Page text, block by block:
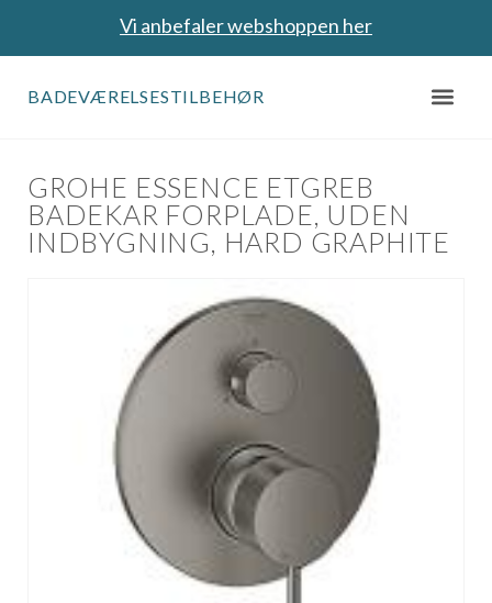
Vi anbefaler webshoppen her
BADEVÆRELSESTILBEHØR
GROHE ESSENCE ETGREB
BADEKAR FORPLADE, UDEN
INDBYGNING, HARD GRAPHITE